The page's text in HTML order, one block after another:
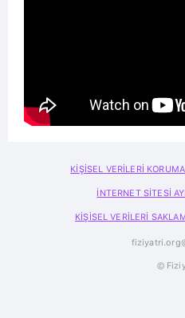
KİŞİSEL VERİLERİ
İNTERNET SİTESİ
KİŞİSEL VERİLERİ
©